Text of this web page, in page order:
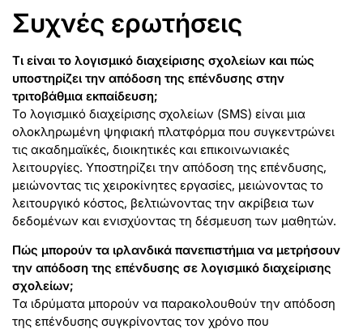
Συχνές ερωτήσεις
Τι είναι το λογισμικό διαχείρισης σχολείων και πώς
υποστηρίζει την απόδοση της επένδυσης στην
τριτοβάθμια εκπαίδευση;
Το λογισμικό διαχείρισης σχολείων (SMS) είναι μια
ολοκληρωμένη ψηφιακή πλατφόρμα που συγκεντρώνει
τις ακαδημαϊκές, διοικητικές και επικοινωνιακές
λειτουργίες. Υποστηρίζει την απόδοση της επένδυσης,
μειώνοντας τις χειροκίνητες εργασίες, μειώνοντας το
λειτουργικό κόστος, βελτιώνοντας την ακρίβεια των
δεδομένων και ενισχύοντας τη δέσμευση των μαθητών.
Πώς μπορούν τα ιρλανδικά πανεπιστήμια να μετρήσουν
την απόδοση της επένδυσης σε λογισμικό διαχείρισης
σχολείων;
Τα ιδρύματα μπορούν να παρακολουθούν την απόδοση
της επένδυσης συγκρίνοντας τον χρόνο που